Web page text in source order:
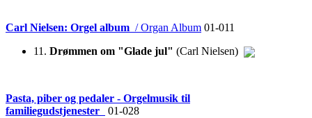
Carl Nielsen: Orgel album / Organ Album 01-011
11. Drømmen om "Glade jul" (Carl Nielsen)
Pasta, piber og pedaler - Orgelmusik til
familiegudstjenester
01-028